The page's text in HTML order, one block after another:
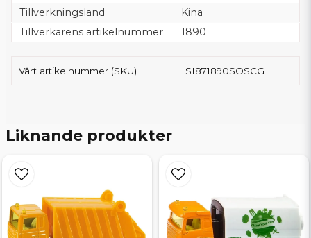
Tillverkningsland
Kina
Tillverkarens artikelnummer
1890
Vårt artikelnummer (SKU) SI871890SOSCG
Liknande produkter